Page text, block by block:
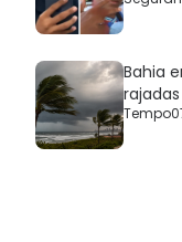
Bahia
Tempo